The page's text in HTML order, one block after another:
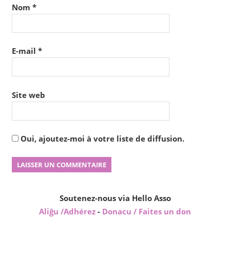
Nom *
E-mail *
Site web
Oui, ajoutez-moi à votre liste de diffusion.
Soutenez-nous via Hello Asso
Aliĝu /Adhérez - Donacu / Faites un don